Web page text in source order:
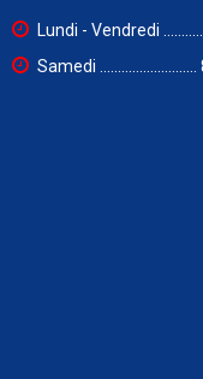
Lundi - Vendredi
Samedi